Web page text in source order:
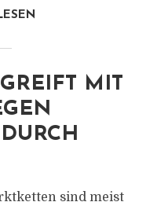
MIT
sind meist